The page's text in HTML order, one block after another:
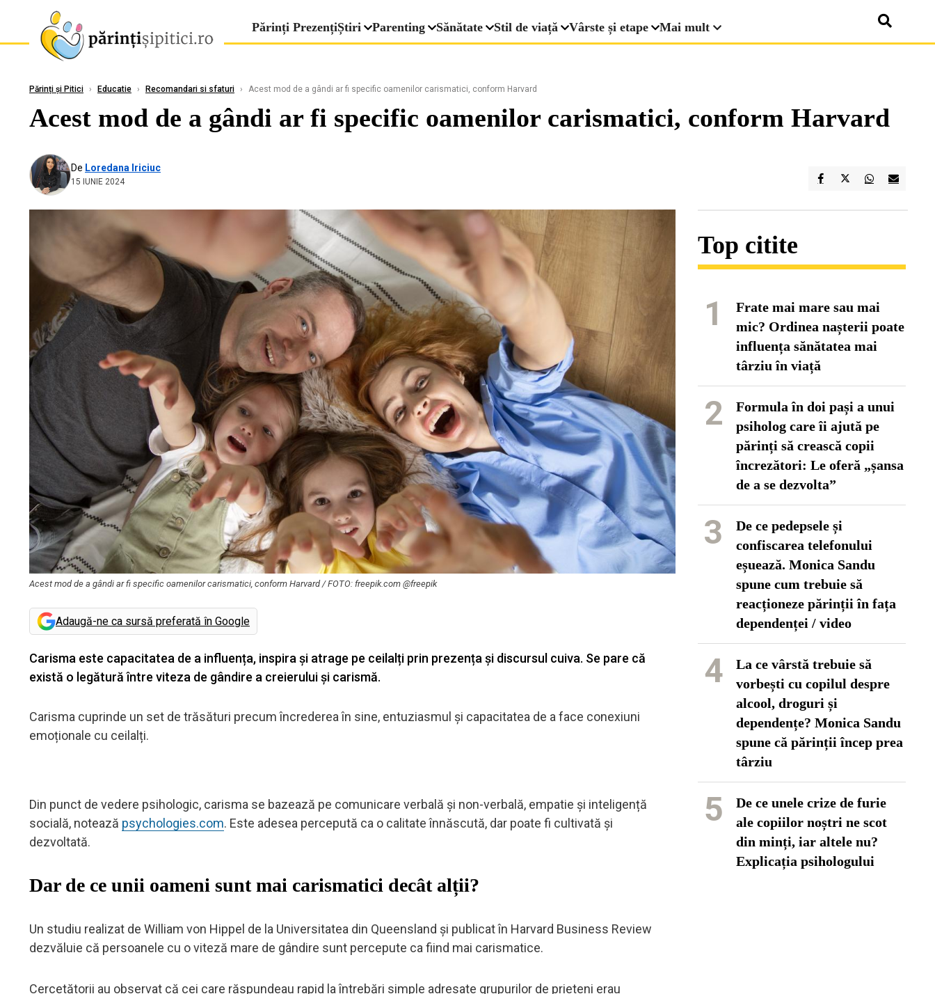
Părinți PrezențiȘtiri Parenting Sănătate Stil de viață Vârste și etape Mai mult
Părinți și Pitici › Educatie › Recomandari si sfaturi › Acest mod de a gândi ar fi specific oamenilor carismatici, conform Harvard
Acest mod de a gândi ar fi specific oamenilor carismatici, conform Harvard
De Loredana Iriciuc
15 IUNIE 2024
Acest mod de a gândi ar fi specific oamenilor carismatici, conform Harvard / FOTO: freepik.com @freepik
Adaugă-ne ca sursă preferată în Google
Carisma este capacitatea de a influența, inspira și atrage pe ceilalți prin prezența și discursul cuiva. Se pare că
există o legătură între viteza de gândire a creierului și carismă.
Carisma cuprinde un set de trăsături precum încrederea în sine, entuziasmul și capacitatea de a face conexiuni
emoționale cu ceilalți.
Din punct de vedere psihologic, carisma se bazează pe comunicare verbală și non-verbală, empatie și inteligență
socială, notează psychologies.com. Este adesea percepută ca o calitate înnăscută, dar poate fi cultivată și
dezvoltată.
Dar de ce unii oameni sunt mai carismatici decât alții?
Un studiu realizat de William von Hippel de la Universitatea din Queensland și publicat în Harvard Business Review
dezvăluie că persoanele cu o viteză mare de gândire sunt percepute ca fiind mai carismatice.
Cercetătorii au observat că cei care răspundeau rapid la întrebări simple adresate grupurilor de prieteni erau
Top citite
1
Frate mai mare sau mai
mic? Ordinea nașterii poate
influența sănătatea mai
târziu în viață
2
Formula în doi pași a unui
psiholog care îi ajută pe
părinți să crească copii
încrezători: Le oferă „șansa
de a se dezvolta”
3
De ce pedepsele și
confiscarea telefonului
eșuează. Monica Sandu
spune cum trebuie să
reacționeze părinții în fața
dependenței / video
4
La ce vârstă trebuie să
vorbești cu copilul despre
alcool, droguri și
dependențe? Monica Sandu
spune că părinții încep prea
târziu
5
De ce unele crize de furie
ale copiilor noștri ne scot
din minți, iar altele nu?
Explicația psihologului